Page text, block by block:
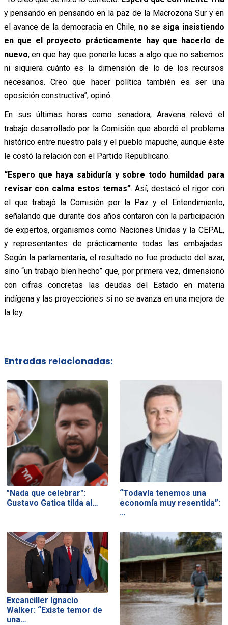
y pensando en pensando en la paz de la Macrozona Sur y en
el avance de la democracia en Chile,no se siga insistiendo
en que el proyecto prácticamente hay que hacerlo de
nuevo, en que hay que ponerle lucas a algo que no sabemos
ni siquiera cuánto es la dimensión de lo de los recursos
necesarios. Creo que hacer política también es ser una
oposición constructiva”, opinó.
En sus últimas horas como senadora, Aravena relevó el
trabajo desarrollado por la Comisión que abordó el problema
histórico entre nuestro país y el pueblo mapuche, aunque éste
le costó la relación con el Partido Republicano.
“Espero que haya sabiduría y sobre todo humildad para
revisar con calma estos temas”. Así, destacó el rigor con
el que trabajó la Comisión por la Paz y el Entendimiento,
señalando que durante dos años contaron con la participación
de expertos, organismos como Naciones Unidas y la CEPAL,
y representantes de prácticamente todas las embajadas.
Según la parlamentaria, el resultado no fue producto del azar,
sino “un trabajo bien hecho” que, por primera vez, dimensionó
con cifras concretas las deudas del Estado en materia
indígena y las proyecciones si no se avanza en una mejora de
la ley.
Entradas relacionadas:
"Nada que celebrar":
Gustavo Gatica tilda al…
“Todavía tenemos una
economía muy resentida”:
…
Excanciller Ignacio
Walker: “Existe temor de
una…